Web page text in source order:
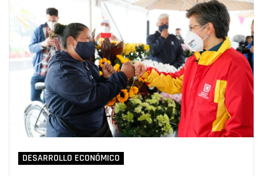
DESARROLLO ECONÓMICO